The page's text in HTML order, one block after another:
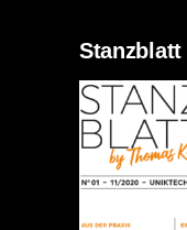
Stanzblatt